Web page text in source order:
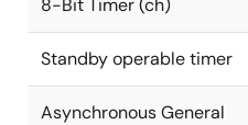
8-Bit Timer (ch)
Standby operable timer
Asynchronous General